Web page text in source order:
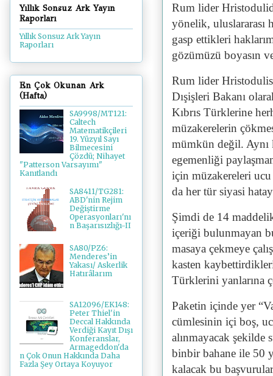
Rum lider
yönelik, uluslararası
gasp ettikleri
gözümüzü boyasın
Rum lider
Dışişleri Bakanı
Kıbrıs Türklerine
müzakerelerin
mümkün değil. Aynı
egemenliği
için müzakereleri ucu
da her tür siyasi
Şimdi de 14
içeriği bulunmayan
masaya çekmeye
kasten
Türklerini yanlarına
Paketin içinde yer
cümlesinin içi boş,
alınmayacak şekilde
binbir bahane ile 50
kalacak bu
Yıllık Sonsuz Ark Yayın
Raporları
Yıllık Sonsuz Ark Yayın
Raporları
En Çok Okunan Ark
(Hafta)
SA9998/MT121:
Caltech
Matematikçileri
19. Yüzyıl Sayı
Bilmecesini
Çözdü; Nihayet
"Patterson Varsayımı"
Kanıtlandı
SA8411/TG281:
ABD'nin Rejim
Değiştirme
Operasyonları'nı
n Başarısızlığı-II
SA80/PZ6:
Menderes’in
Yakası/ Askerlik
Hatırâlarım
SA12096/EK148:
Peter Thiel'in
Deccal Hakkında
Verdiği Kayıt Dışı
Konferanslar,
Armageddon'da
n Çok Onun Hakkında Daha
Fazla Şey Ortaya Koyuyor